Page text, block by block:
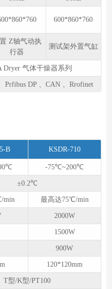
600*860*760
Z轴气动执
行器
测试架外置气缸
Dryer 气体干燥器系列
Prfibus DP 、CAN 、Rrofinet
B KSDR-710
-75℃~200℃
±0.2℃
min 最高达75℃/min
2000W
1500W
900W
120*120mm
T型/K型/PT100